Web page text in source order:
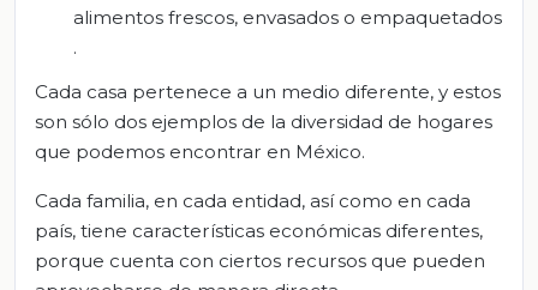
alimentos frescos, envasados o empaquetados
.
Cada casa pertenece a un medio diferente, y estos
son sólo dos ejemplos de la diversidad de hogares
que podemos encontrar en México.
Cada familia, en cada entidad, así como en cada
país, tiene características económicas diferentes,
porque cuenta con ciertos recursos que pueden